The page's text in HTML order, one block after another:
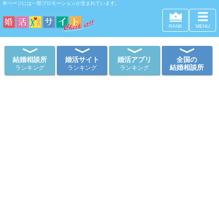
本ページには一部プロモーションが含まれています。
RANK MENU
結婚相談所
ランキング
婚活サイト
ランキング
婚活アプリ
ランキング
全国の
結婚相談所